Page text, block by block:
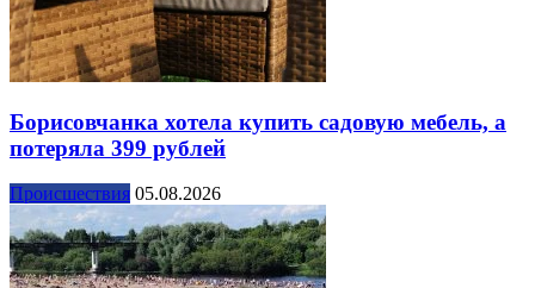
Борисовчанка хотела купить садовую мебель, а
потеряла 399 рублей
Происшествия 05.08.2026